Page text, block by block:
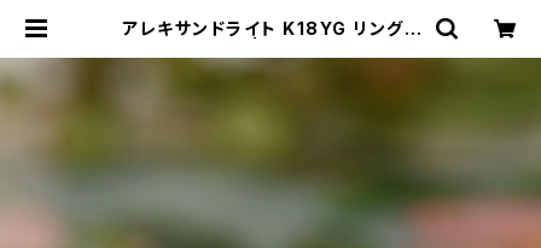
アレキサンドライト K18YG リング 1
ド工房